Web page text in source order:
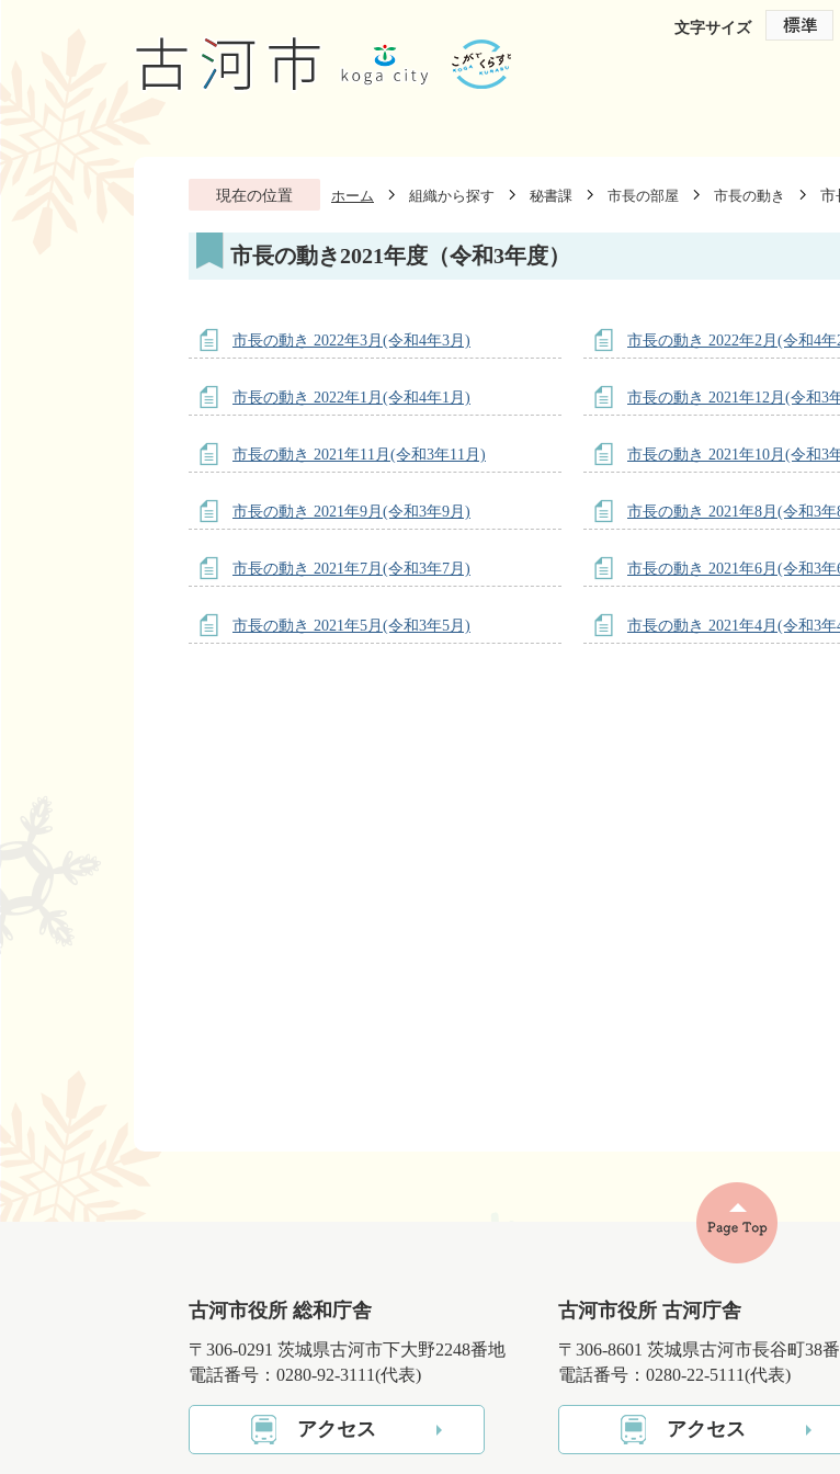
文字サイズ
現在の位置 ホーム 組織から探す 秘書課 市長の部屋 市長の動き 市
市長の動き2021年度（令和3年度）
市長の動き 2022年3月(令和4年3月) 市長の動き 2022年2月(令和4年
市長の動き 2022年1月(令和4年1月) 市長の動き 2021年12月(令和3
市長の動き 2021年11月(令和3年11月) 市長の動き 2021年10月(令和3
市長の動き 2021年9月(令和3年9月) 市長の動き 2021年8月(令和3年
市長の動き 2021年7月(令和3年7月) 市長の動き 2021年6月(令和3年
市長の動き 2021年5月(令和3年5月) 市長の動き 2021年4月(令和3年
古河市役所 総和庁舎
〒306-0291 茨城県古河市下大野2248番地
電話番号：0280-92-3111(代表)
アクセス
古河市役所 古河庁舎
〒306-8601 茨城県古河市長谷町38
電話番号：0280-22-5111(代表)
アクセス